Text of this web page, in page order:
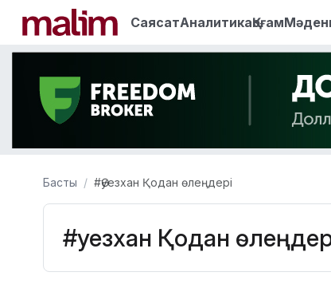
СаясатАналитикаҚоғам
Басты #Әуезхан Қодан өлеңдері
#Әуезхан Қодан